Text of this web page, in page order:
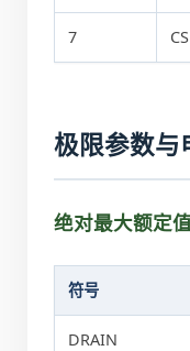
7 CS
极限参数与
绝对最大额定值
符号
DRAIN